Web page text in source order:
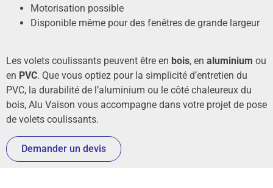
Motorisation possible
Disponible même pour des fenêtres de grande largeur
Les volets coulissants peuvent être en bois, en aluminium ou
en PVC. Que vous optiez pour la simplicité d’entretien du
PVC, la durabilité de l’aluminium ou le côté chaleureux du
bois, Alu Vaison vous accompagne dans votre projet de pose
de volets coulissants.
Demander un devis